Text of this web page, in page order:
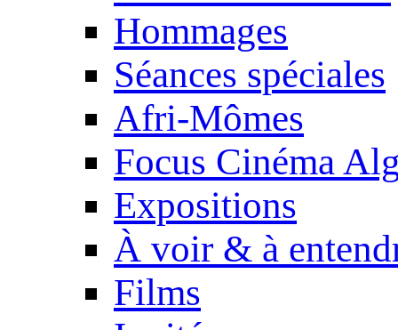
Hommages
Séances spéciales
Afri-Mômes
Focus Cinéma
Expositions
À voir & à
Films